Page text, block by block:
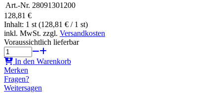
Art.-Nr. 28091301200
128,81 €
Inhalt: 1 st (128,81 € / 1 st)
inkl. MwSt. zzgl. Versandkosten
Voraussichtlich lieferbar
In den Warenkorb
Merken
Fragen?
Weitersagen